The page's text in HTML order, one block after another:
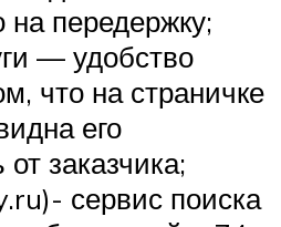
на передержку;
— удобство
что на страничке
его
заказчика;
сервис поиска